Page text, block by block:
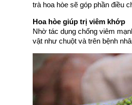
trà hoa hòe sẽ góp phần điều
Hoa hòe giúp trị viêm khớp
Nhờ tác dụng chống viêm
vật như chuột và trên bệnh